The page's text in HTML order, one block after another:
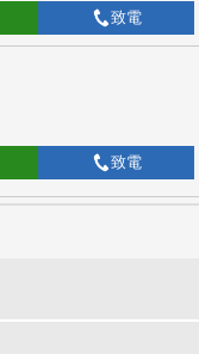
致電
致電